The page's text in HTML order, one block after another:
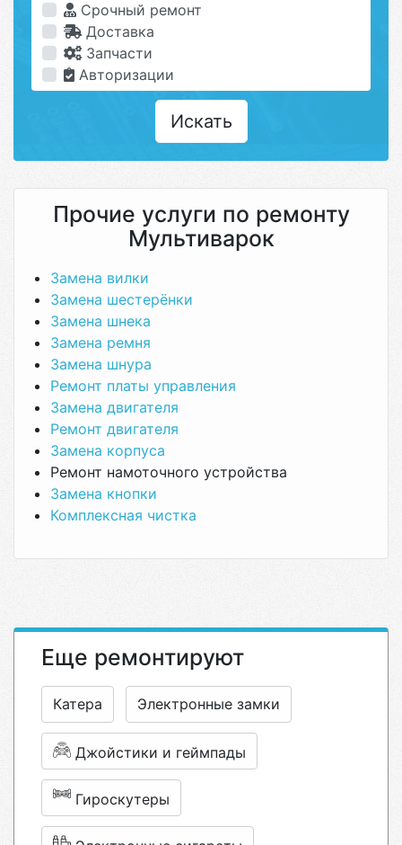
Срочный ремонт
Доставка
Запчасти
Авторизации
Искать
Прочие услуги по ремонту
Мультиварок
Замена вилки
Замена шестерёнки
Замена шнека
Замена ремня
Замена шнура
Ремонт платы управления
Замена двигателя
Ремонт двигателя
Замена корпуса
Ремонт намоточного устройства
Замена кнопки
Комплексная чистка
Еще ремонтируют
Катера Электронные замки
Джойстики и геймпады
Гироскутеры